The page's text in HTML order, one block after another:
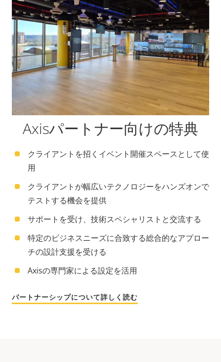
Axisパートナー向けの特典
クライアントを招くイベント開催スペースとして使
用
クライアントが幅広いテクノロジーをハンズオンで
テストする機会を提供
サポートを受け、技術スペシャリストと交流する
特定のビジネスニーズに合致する総合的なアプロー
チの設計支援を受ける
Axisの専門家による設定を活用
パートナーシップについて詳しく読む